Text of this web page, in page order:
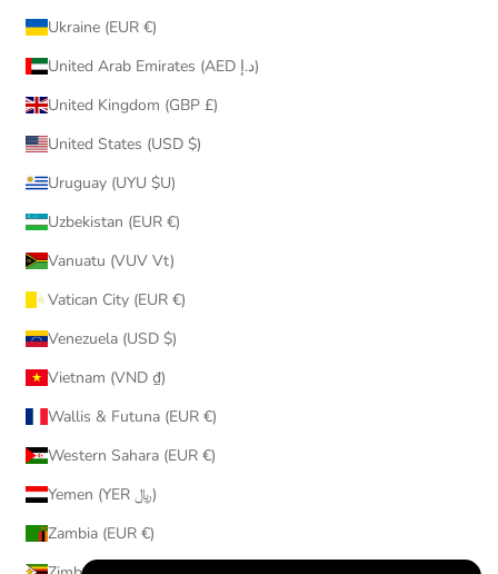
Ukraine (EUR €)
United Arab Emirates (AED د.إ)
United Kingdom (GBP £)
United States (USD $)
Uruguay (UYU $U)
Uzbekistan (EUR €)
Vanuatu (VUV Vt)
Vatican City (EUR €)
Venezuela (USD $)
Vietnam (VND ₫)
Wallis & Futuna (EUR €)
Western Sahara (EUR €)
Yemen (YER ﷼)
Zambia (EUR €)